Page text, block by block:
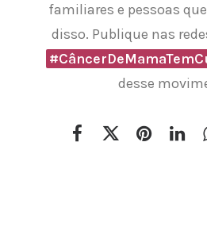
familiares e pessoas
disso. Publique nas
desse